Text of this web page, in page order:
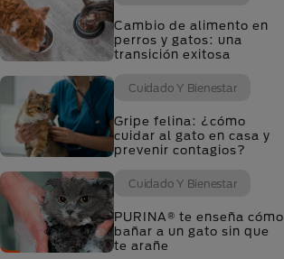
Cambio de alimento en
perros y gatos: una
transición exitosa
Cuidado Y Bienestar
Gripe felina: ¿cómo
cuidar al gato en casa y
prevenir contagios?
Cuidado Y Bienestar
PURINA® te enseña cómo
bañar a un gato sin que
te arañe